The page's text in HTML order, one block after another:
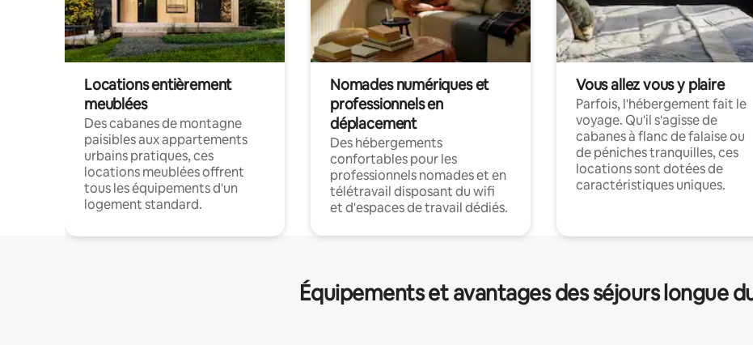
Locations entièrement
meublées
Des cabanes de montagne
paisibles aux appartements
urbains pratiques, ces
locations meublées offrent
tous les équipements d'un
logement standard.
Nomades numériques et
professionnels en
déplacement
Des hébergements
confortables pour les
professionnels nomades et en
télétravail disposant du wifi
et d'espaces de travail dédiés.
Vous allez vous y plaire
Parfois, l'hébergement fait le
voyage. Qu'il s'agisse de
cabanes à flanc de falaise ou
de péniches tranquilles, ces
locations sont dotées de
caractéristiques uniques.
Équipements et avantages des séjours longue